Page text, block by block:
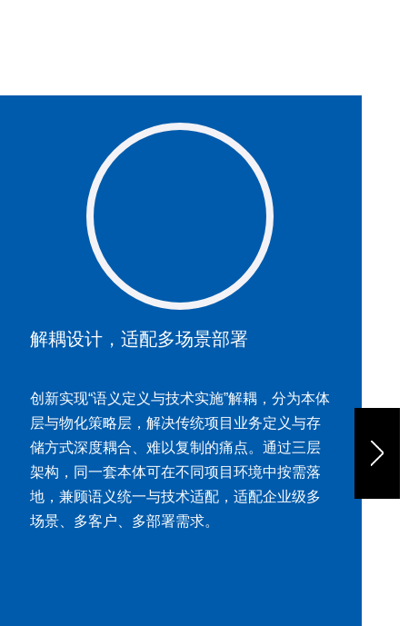
AI可控，筑牢可信应用边界
区别于AI直接暴露底层数据的模式，通过语义
规划、查询路由、审批拦截及过程追溯等机
制，将AI执行纳入可控边界，破解 AI 黑盒难
题，使其成为符合企业规则的新型执行能力，
适配风控、审计等高标准场景。